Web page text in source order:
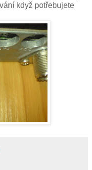
když potřebujete